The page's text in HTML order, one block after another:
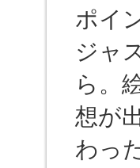
ポイ
ジャ
ら。
想が
わっ